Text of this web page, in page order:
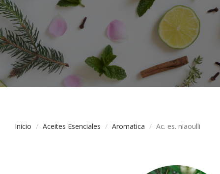
Inicio Aceites Esenciales Aromatica Ac. es. niaoulli